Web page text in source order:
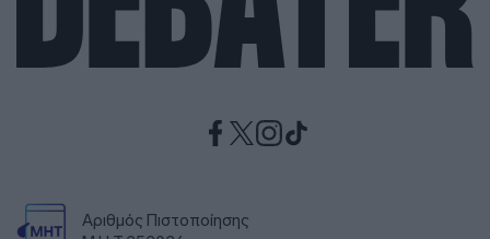
Αριθμός Πιστοποίησης